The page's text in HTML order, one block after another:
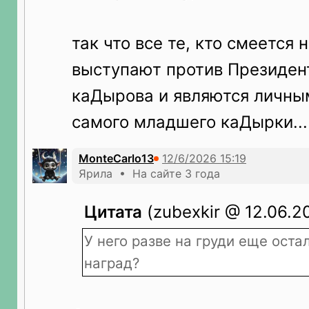
так что все те, кто
выступают против
каДырова и являются
самого младшего каДырки...
MonteCarlo13
Ярила • На сайте 3 года
Цитата (zubexkir @
У него разве на груди еще
наград?